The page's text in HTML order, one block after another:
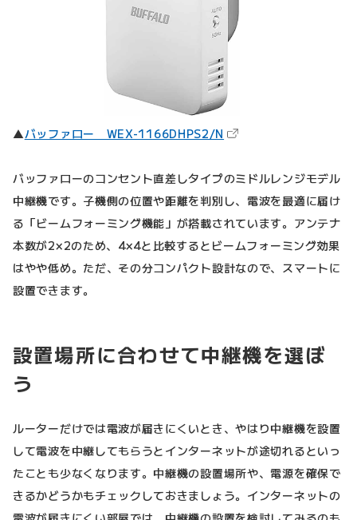
▲バッファロー WEX-1166DHPS2/N （新しいタブで開きます
バッファローのコンセント直差しタイプのミドルレンジモデル
中継機です。子機側の位置や距離を判別し、電波を最適に届け
る「ビームフォーミング機能」が搭載されています。アンテナ
本数が2×2のため、4×4と比較するとビームフォーミング効果
はやや低め。ただ、その分コンパクト設計なので、スマートに
設置できます。
設置場所に合わせて中継機を選ぼ
う
ルーターだけでは電波が届きにくいとき、やはり中継機を設置
して電波を中継してもらうとインターネットが途切れるといっ
たことも少なくなります。中継機の設置場所や、電源を確保で
きるかどうかもチェックしておきましょう。インターネットの